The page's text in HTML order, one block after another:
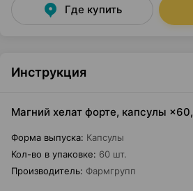
Где купить
Инструкция
Магний хелат форте, капсулы
Форма выпуска: Капсулы
Кол-во в упаковке: 60 шт.
Производитель: Фармгрупп